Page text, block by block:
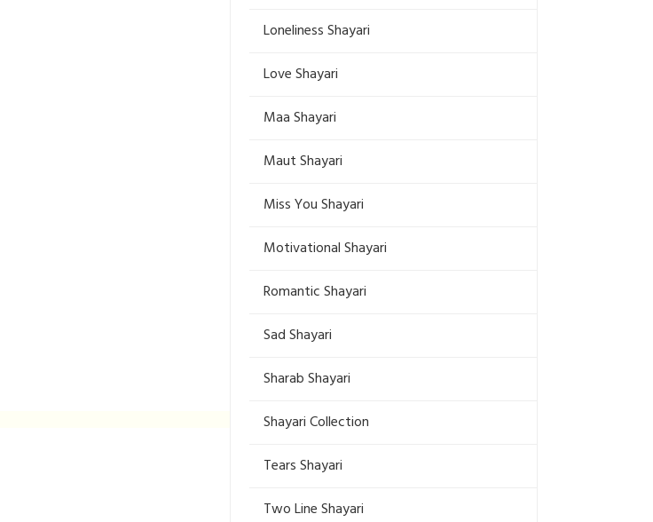
Loneliness Shayari
Love Shayari
Maa Shayari
Maut Shayari
Miss You Shayari
Motivational Shayari
Romantic Shayari
Sad Shayari
Sharab Shayari
Shayari Collection
Tears Shayari
Two Line Shayari